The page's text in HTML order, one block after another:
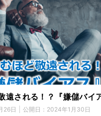
遠される！？『嫌儲バイ
26日 公開日： 2024年1月30日